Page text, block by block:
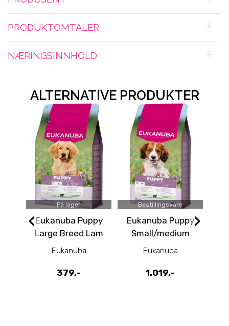
PRODUKTOMTALER
NÆRINGSINNHOLD
ALTERNATIVE PRODUKTER
På lager
Eukanuba Puppy
Large Breed Lam
& Ris 3kg
Eukanuba
379,-
Bestillingsvare
Eukanuba Puppy
Small/medium
Breed Lam & Ris
Eukanuba
1.019,-
‹ ›